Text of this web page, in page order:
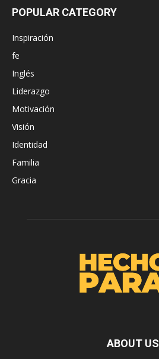
POPULAR CATEGORY
Inspiración
fe
Inglés
Liderazgo
Motivación
Visión
Identidad
Familia
Gracia
ABOUT US